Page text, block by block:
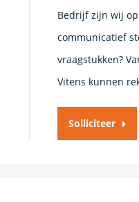
Bedrijf zijn wij
communicatief
vraagstukken?
Vitens kunnen
Solliciteer